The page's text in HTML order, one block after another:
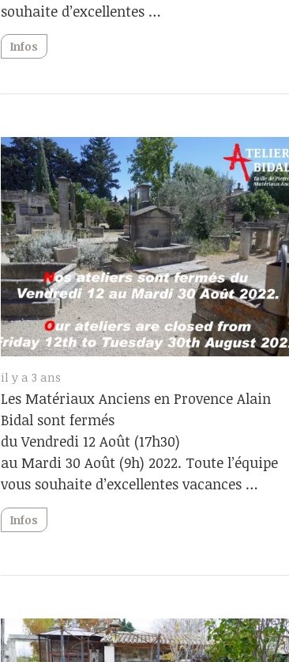
souhaite d’excellentes …
Infos
il y a 3 ans
Les Matériaux Anciens en Provence Alain
Bidal sont fermés
du Vendredi 12 Août (17h30)
au Mardi 30 Août (9h) 2022. Toute l’équipe
vous souhaite d’excellentes vacances …
Infos